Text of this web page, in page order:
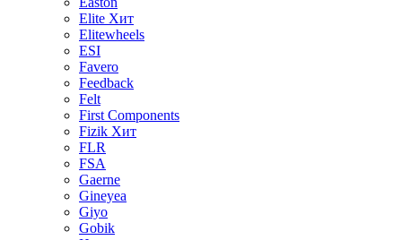
Elite Хит
Elitewheels
ESI
Favero
Feedback
Felt
First Components
Fizik Хит
FLR
FSA
Gaerne
Gineyea
Giyo
Gobik